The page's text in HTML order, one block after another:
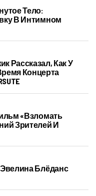
Тело:
В Интимном
Рассказал, Как У
Концерта
«Взломать
Зрителей И
Блёданс